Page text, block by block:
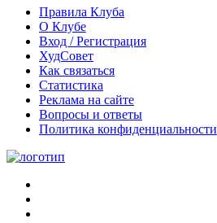
Правила Клуба
О Клубе
Вход / Регистрация
ХудСовет
Как связаться
Статистика
Реклама на сайте
Вопросы и ответы
Политика конфиденциальности